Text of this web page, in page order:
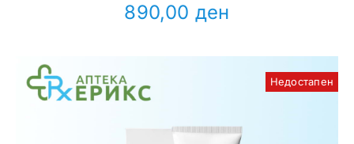
890,00 ден
Недостапен